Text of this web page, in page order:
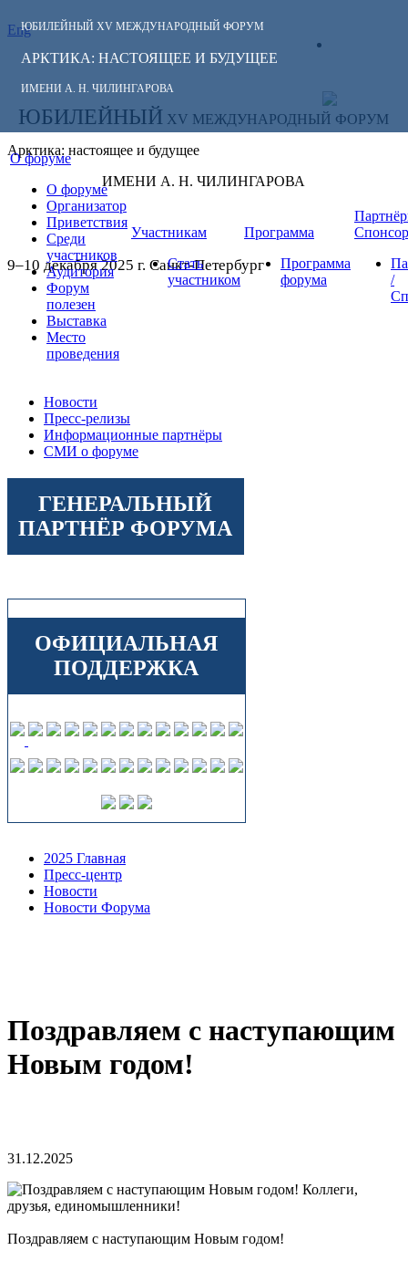
ЮБИЛЕЙНЫЙ XV МЕЖДУНАРОДНЫЙ ФОРУМ
АРКТИКА: НАСТОЯЩЕЕ И БУДУЩЕЕ
ИМЕНИ А. Н. ЧИЛИНГАРОВА
Eng
СЛЕДИТЕ ЗА
НОВОСТЯМИ
ФОРУМА:
ЮБИЛЕЙНЫЙ XV МЕЖДУНАРОДНЫЙ ФОРУМ
Арктика: настоящее и будущее
ИМЕНИ А. Н. ЧИЛИНГАРОВА
9–10 декабря 2025 г. Санкт-Петербург
О форуме
О форуме
Организатор
Приветствия
Среди
участников
Аудитория
Форум
полезен
Выставка
Место
проведения
Участникам
Стать
участником
Программа
Программа
форума
/
Новости
Пресс-релизы
Информационные партнёры
СМИ о форуме
ГЕНЕРАЛЬНЫЙ
ПАРТНЁР ФОРУМА
ОФИЦИАЛЬНАЯ
ПОДДЕРЖКА
2025 Главная
Пресс-центр
Новости
Новости Форума
Поздравляем с наступающим
Новым годом!
31.12.2025
Коллеги,
друзья, единомышленники!
Поздравляем с наступающим Новым годом!